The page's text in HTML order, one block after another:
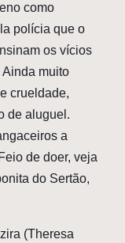
como
polícia que o
os vícios
muito
crueldade,
de aluguel.
a
de doer, veja
do Sertão,
(Theresa